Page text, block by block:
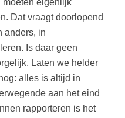
moeten eigenlijk
Dat vraagt doorlopend
anders, in
Is daar geen
Laten we helder
alles is altijd in
aan het eind
rapporteren is het